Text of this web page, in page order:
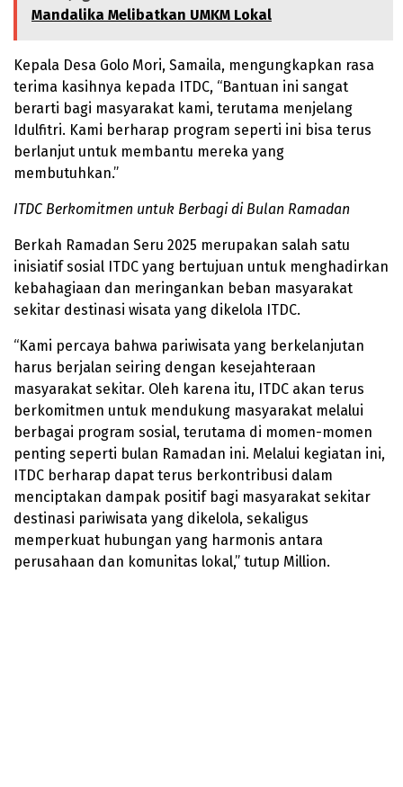
Mandalika Melibatkan UMKM Lokal
Kepala Desa Golo Mori, Samaila, mengungkapkan rasa
terima kasihnya kepada ITDC, “Bantuan ini sangat
berarti bagi masyarakat kami, terutama menjelang
Idulfitri. Kami berharap program seperti ini bisa terus
berlanjut untuk membantu mereka yang
membutuhkan.”
ITDC Berkomitmen untuk Berbagi di Bulan Ramadan
Berkah Ramadan Seru 2025 merupakan salah satu
inisiatif sosial ITDC yang bertujuan untuk menghadirkan
kebahagiaan dan meringankan beban masyarakat
sekitar destinasi wisata yang dikelola ITDC.
“Kami percaya bahwa pariwisata yang berkelanjutan
harus berjalan seiring dengan kesejahteraan
masyarakat sekitar. Oleh karena itu, ITDC akan terus
berkomitmen untuk mendukung masyarakat melalui
berbagai program sosial, terutama di momen-momen
penting seperti bulan Ramadan ini. Melalui kegiatan ini,
ITDC berharap dapat terus berkontribusi dalam
menciptakan dampak positif bagi masyarakat sekitar
destinasi pariwisata yang dikelola, sekaligus
memperkuat hubungan yang harmonis antara
perusahaan dan komunitas lokal,” tutup Million.